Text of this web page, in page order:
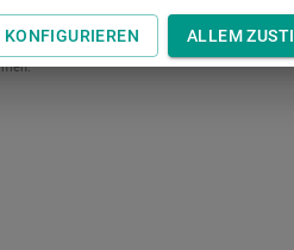
§ 112
KONFIGURIEREN ALLEM